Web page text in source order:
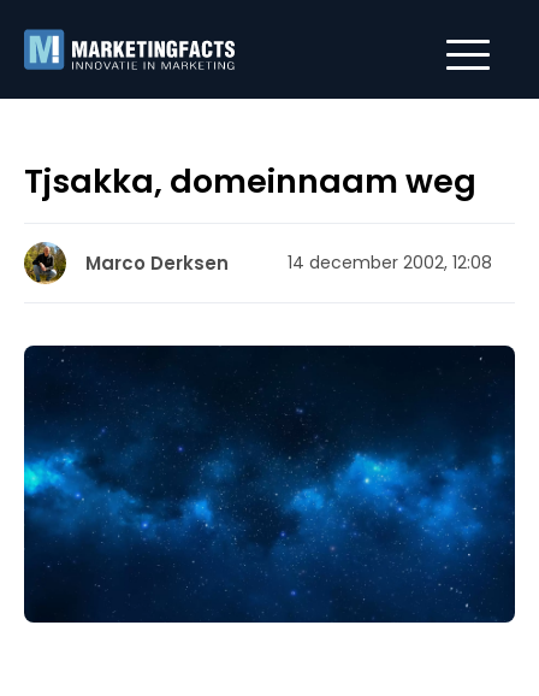
Tjsakka, domeinnaam weg
Marco Derksen 14 december 2002, 12:08